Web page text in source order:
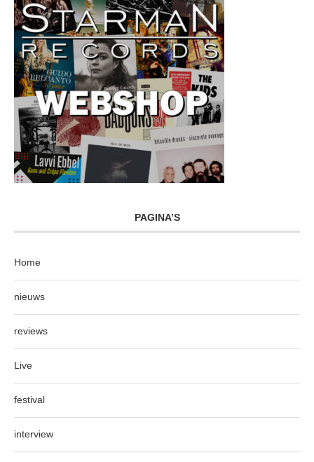
PAGINA’S
Home
nieuws
reviews
Live
festival
interview